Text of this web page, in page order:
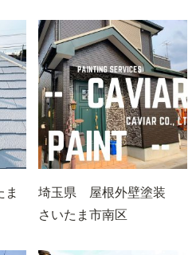
ま
埼玉県 屋根外壁塗装
さいたま市南区